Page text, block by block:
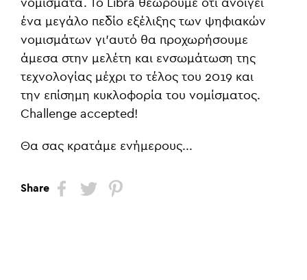
νομίσματα. Το Libra θεωρούμε ότι ανοίγει
ένα μεγάλο πεδίο εξέλιξης των ψηφιακών
νομισμάτων γι'αυτό θα προχωρήσουμε
άμεσα στην μελέτη και ενσωμάτωση της
τεχνολογίας μέχρι το τέλος του 2019 και
την επίσημη κυκλοφορία του νομίσματος.
Challenge accepted!
Θα σας κρατάμε ενήμερους...
Share